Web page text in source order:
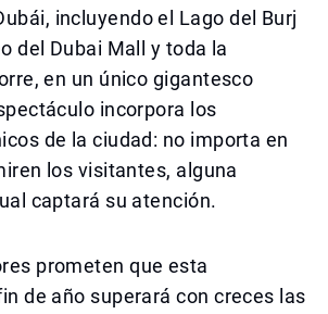
incluyendo el Lago del Burj
del Dubai Mall y toda la
en un único gigantesco
incorpora los
de la ciudad: no importa en
los visitantes, alguna
captará su atención.
prometen que esta
de año superará con creces las